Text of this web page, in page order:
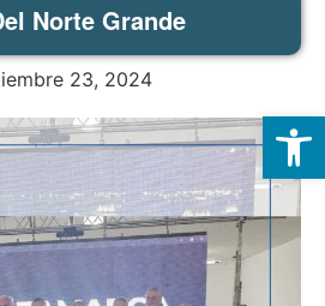
Norte Grande
23, 2024